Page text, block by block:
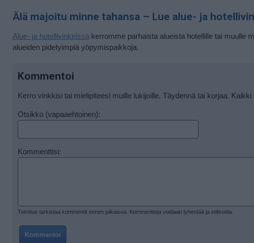
Älä majoitu minne tahansa – Lue alue- ja
Alue- ja hotellivinkeissä kerromme parhaista alueista hotellille tai muulle
alueiden pidetyimpiä yöpymispaikkoja.
Kommentoi
Kerro vinkkisi tai mielipiteesi muille lukijoille. Täydennä tai korjaa. Kaikki
Otsikko (vapaaehtoinen):
Kommenttisi:
Toimitus tarkistaa kommentit ennen julkaisua. Kommentteja voidaan lyhentää ja stilisoida.